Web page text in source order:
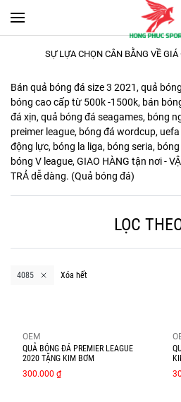
SỰ LỰA CHỌN CÂN BẰNG VỀ
Bán quả bóng đá size 3 2021, quả
bóng cao cấp từ 500k -1500k, bán
đá xịn, quả bóng đá seagames, bóng
preimer league, bóng đá wordcup,
động lực, bóng la liga, bóng seria,
bóng V league, GIAO HÀNG tận nơi -
TRẢ dễ dàng. (Quả bóng đá)
LỌC
4085 Xóa hết
OEM
QUẢ BÓNG ĐÁ PREMIER LEAGUE
2020 TẶNG KIM BƠM
300.000 ₫